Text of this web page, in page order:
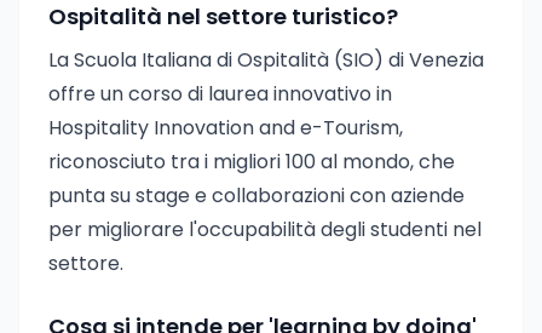
Ospitalità nel settore turistico?
La Scuola Italiana di Ospitalità (SIO) di Venezia
offre un corso di laurea innovativo in
Hospitality Innovation and e-Tourism,
riconosciuto tra i migliori 100 al mondo, che
punta su stage e collaborazioni con aziende
per migliorare l'occupabilità degli studenti nel
settore.
Cosa si intende per 'learning by doing'